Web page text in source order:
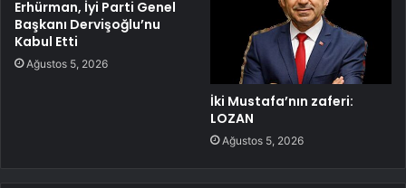
Erhürman, İyi Parti Genel
Başkanı Dervişoğlu’nu
Kabul Etti
Ağustos 5, 2026
İki Mustafa’nın zaferi:
LOZAN
Ağustos 5, 2026